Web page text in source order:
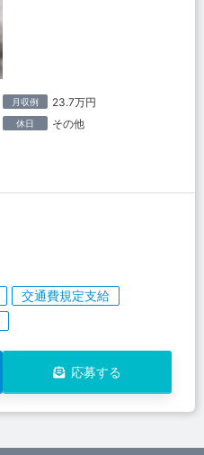
月収例 23.7万円
休日 その他
交通費規定支給
応募する